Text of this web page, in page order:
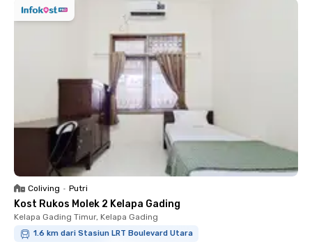
Coliving • Putri
Kost Rukos Molek 2 Kelapa Gading
Kelapa Gading Timur, Kelapa Gading
1.6 km dari Stasiun LRT Boulevard Utara